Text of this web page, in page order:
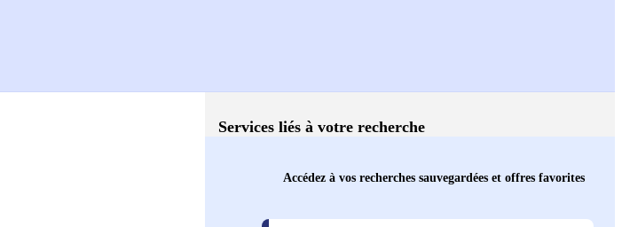
Services liés à votre recherche
Accédez à vos recherches sauvegardées et offres favorites